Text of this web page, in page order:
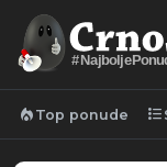
local_fire_department Top ponude format_list_bulleted